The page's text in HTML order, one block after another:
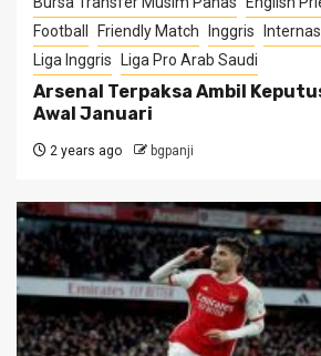
Football
Friendly Match Inggris
Liga Inggris
Liga Pro Arab Saudi
Arsenal Terpaksa Ambil
Awal Januari
2 years ago bgpanji